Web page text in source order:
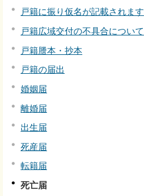
戸籍に振り仮名が記載されます
戸籍広域交付の不具合について
戸籍謄本・抄本
戸籍の届出
婚姻届
離婚届
出生届
死産届
転籍届
死亡届